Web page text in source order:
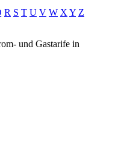
R S T U V W X Y Z
und Gastarife in